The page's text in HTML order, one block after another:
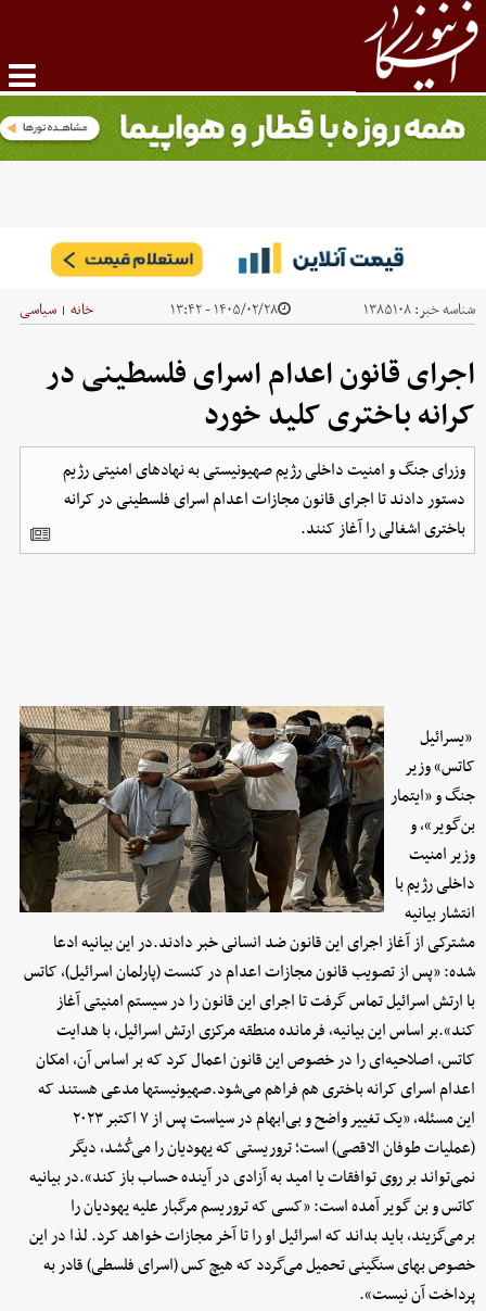
شناسه خبر:۱۳۸۵۱۰۸ ۱۴۰۵/۰۲/۲۸ - ۱۳:۴۲ خانه | سیاسی
اجرای قانون اعدام اسرای فلسطینی در
کرانه باختری کلید خورد
وزرای جنگ و امنیت داخلی رژیم صهیونیستی به نهادهای امنیتی رژیم
دستور دادند تا اجرای قانون مجازات اعدام اسرای فلسطینی در کرانه
باختری اشغالی را آغاز کنند.
«یسرائیل
کاتس» وزیر
جنگ و «ایتمار
بن‌گویر»، و
وزیر امنیت
داخلی رژیم با
انتشار بیانیه
مشترکی از آغاز اجرای این قانون ضد انسانی خبر دادند.در این بیانیه ادعا
شده: «پس از تصویب قانون مجازات اعدام در کنست (پارلمان اسرائیل)، کاتس
با ارتش اسرائیل تماس گرفت تا اجرای این قانون را در سیستم امنیتی آغاز
کند».بر اساس این بیانیه، فرمانده منطقه مرکزی ارتش اسرائیل، با هدایت
کاتس، اصلاحیه‌ای را در خصوص این قانون اعمال کرد که بر اساس آن، امکان
اعدام اسرای کرانه باختری هم فراهم می‌شود.صهیونیستها مدعی هستند که
این مسئله، «یک تغییر واضح و بی‌ابهام در سیاست پس از ۷ اکتبر ۲۰۲۳
(عملیات طوفان الاقصی) است؛ تروریستی که یهودیان را می‌کُشد، دیگر
نمی‌تواند بر روی توافقات یا امید به آزادی در آینده حساب باز کند».در بیانیه
کاتس و بن گویر آمده است: «کسی که تروریسم مرگبار علیه یهودیان را
برمی‌گزیند، باید بداند که اسرائیل او را تا آخر مجازات خواهد کرد. لذا در این
خصوص بهای سنگینی تحمیل می‌گردد که هیچ کس (اسرای فلسطی) قادر به
پرداخت آن نیست».